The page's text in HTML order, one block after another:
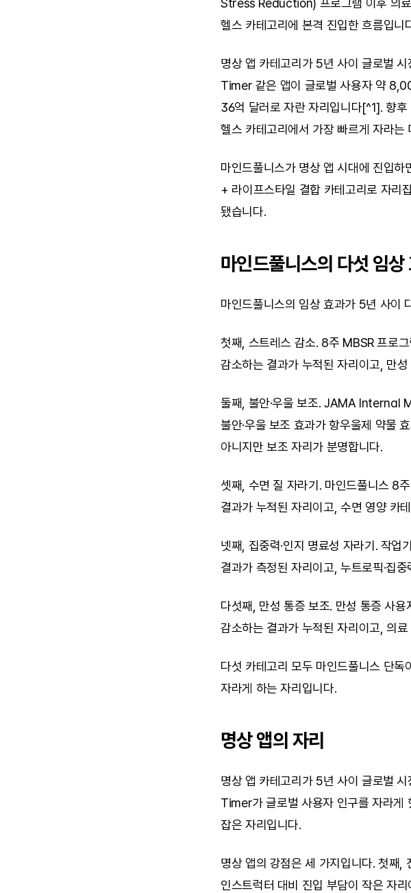
Stress Reduction) 프로그램 이후 의료
헬스 카테고리에 본격 진입한 흐름입니
명상 앱 카테고리가 5년 사이 글로벌
Timer 같은 앱이 글로벌 사용자 약
36억 달러로 자란 자리입니다[^1]. 향
헬스 카테고리에서 가장 빠르게 자라는
마인드풀니스가 명상 앱 시대에 진입
+ 라이프스타일 결합 카테고리로 자리
됐습니다.
마인드풀니스의 다섯 임상
마인드풀니스의 임상 효과가 5년 사이
첫째, 스트레스 감소. 8주 MBSR 프로
감소하는 결과가 누적된 자리이고, 만
둘째, 불안·우울 보조. JAMA Internal
불안·우울 보조 효과가 항우울제 약물
아니지만 보조 자리가 분명합니다.
셋째, 수면 질 자라기. 마인드풀니스 8
결과가 누적된 자리이고, 수면 영양 카
넷째, 집중력·인지 명료성 자라기. 작
결과가 측정된 자리이고, 누트로픽·집
다섯째, 만성 통증 보조. 만성 통증 사
감소하는 결과가 누적된 자리이고, 의
다섯 카테고리 모두 마인드풀니스 단
자라게 하는 자리입니다.
명상 앱의 자리
명상 앱 카테고리가 5년 사이 글로벌
Timer가 글로벌 사용자 인구를 자라게
잡은 자리입니다.
명상 앱의 강점은 세 가지입니다. 첫째,
인스트럭터 대비 진입 부담이 작은 자